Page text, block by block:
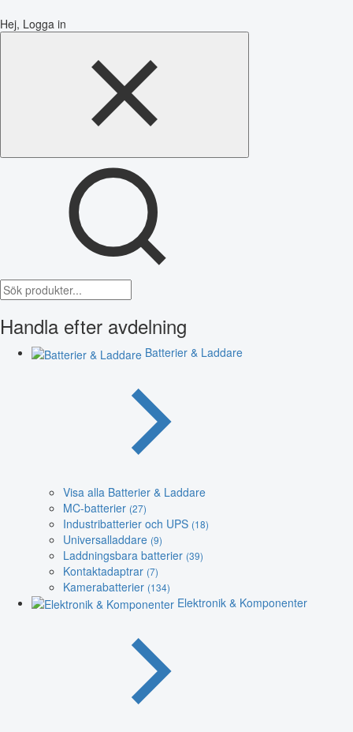
Hej, Logga in
Handla efter avdelning
Batterier & Laddare
Visa alla Batterier & Laddare
MC-batterier (27)
Industribatterier och UPS (18)
Universalladdare (9)
Laddningsbara batterier (39)
Kontaktadaptrar (7)
Kamerabatterier (134)
Elektronik & Komponenter